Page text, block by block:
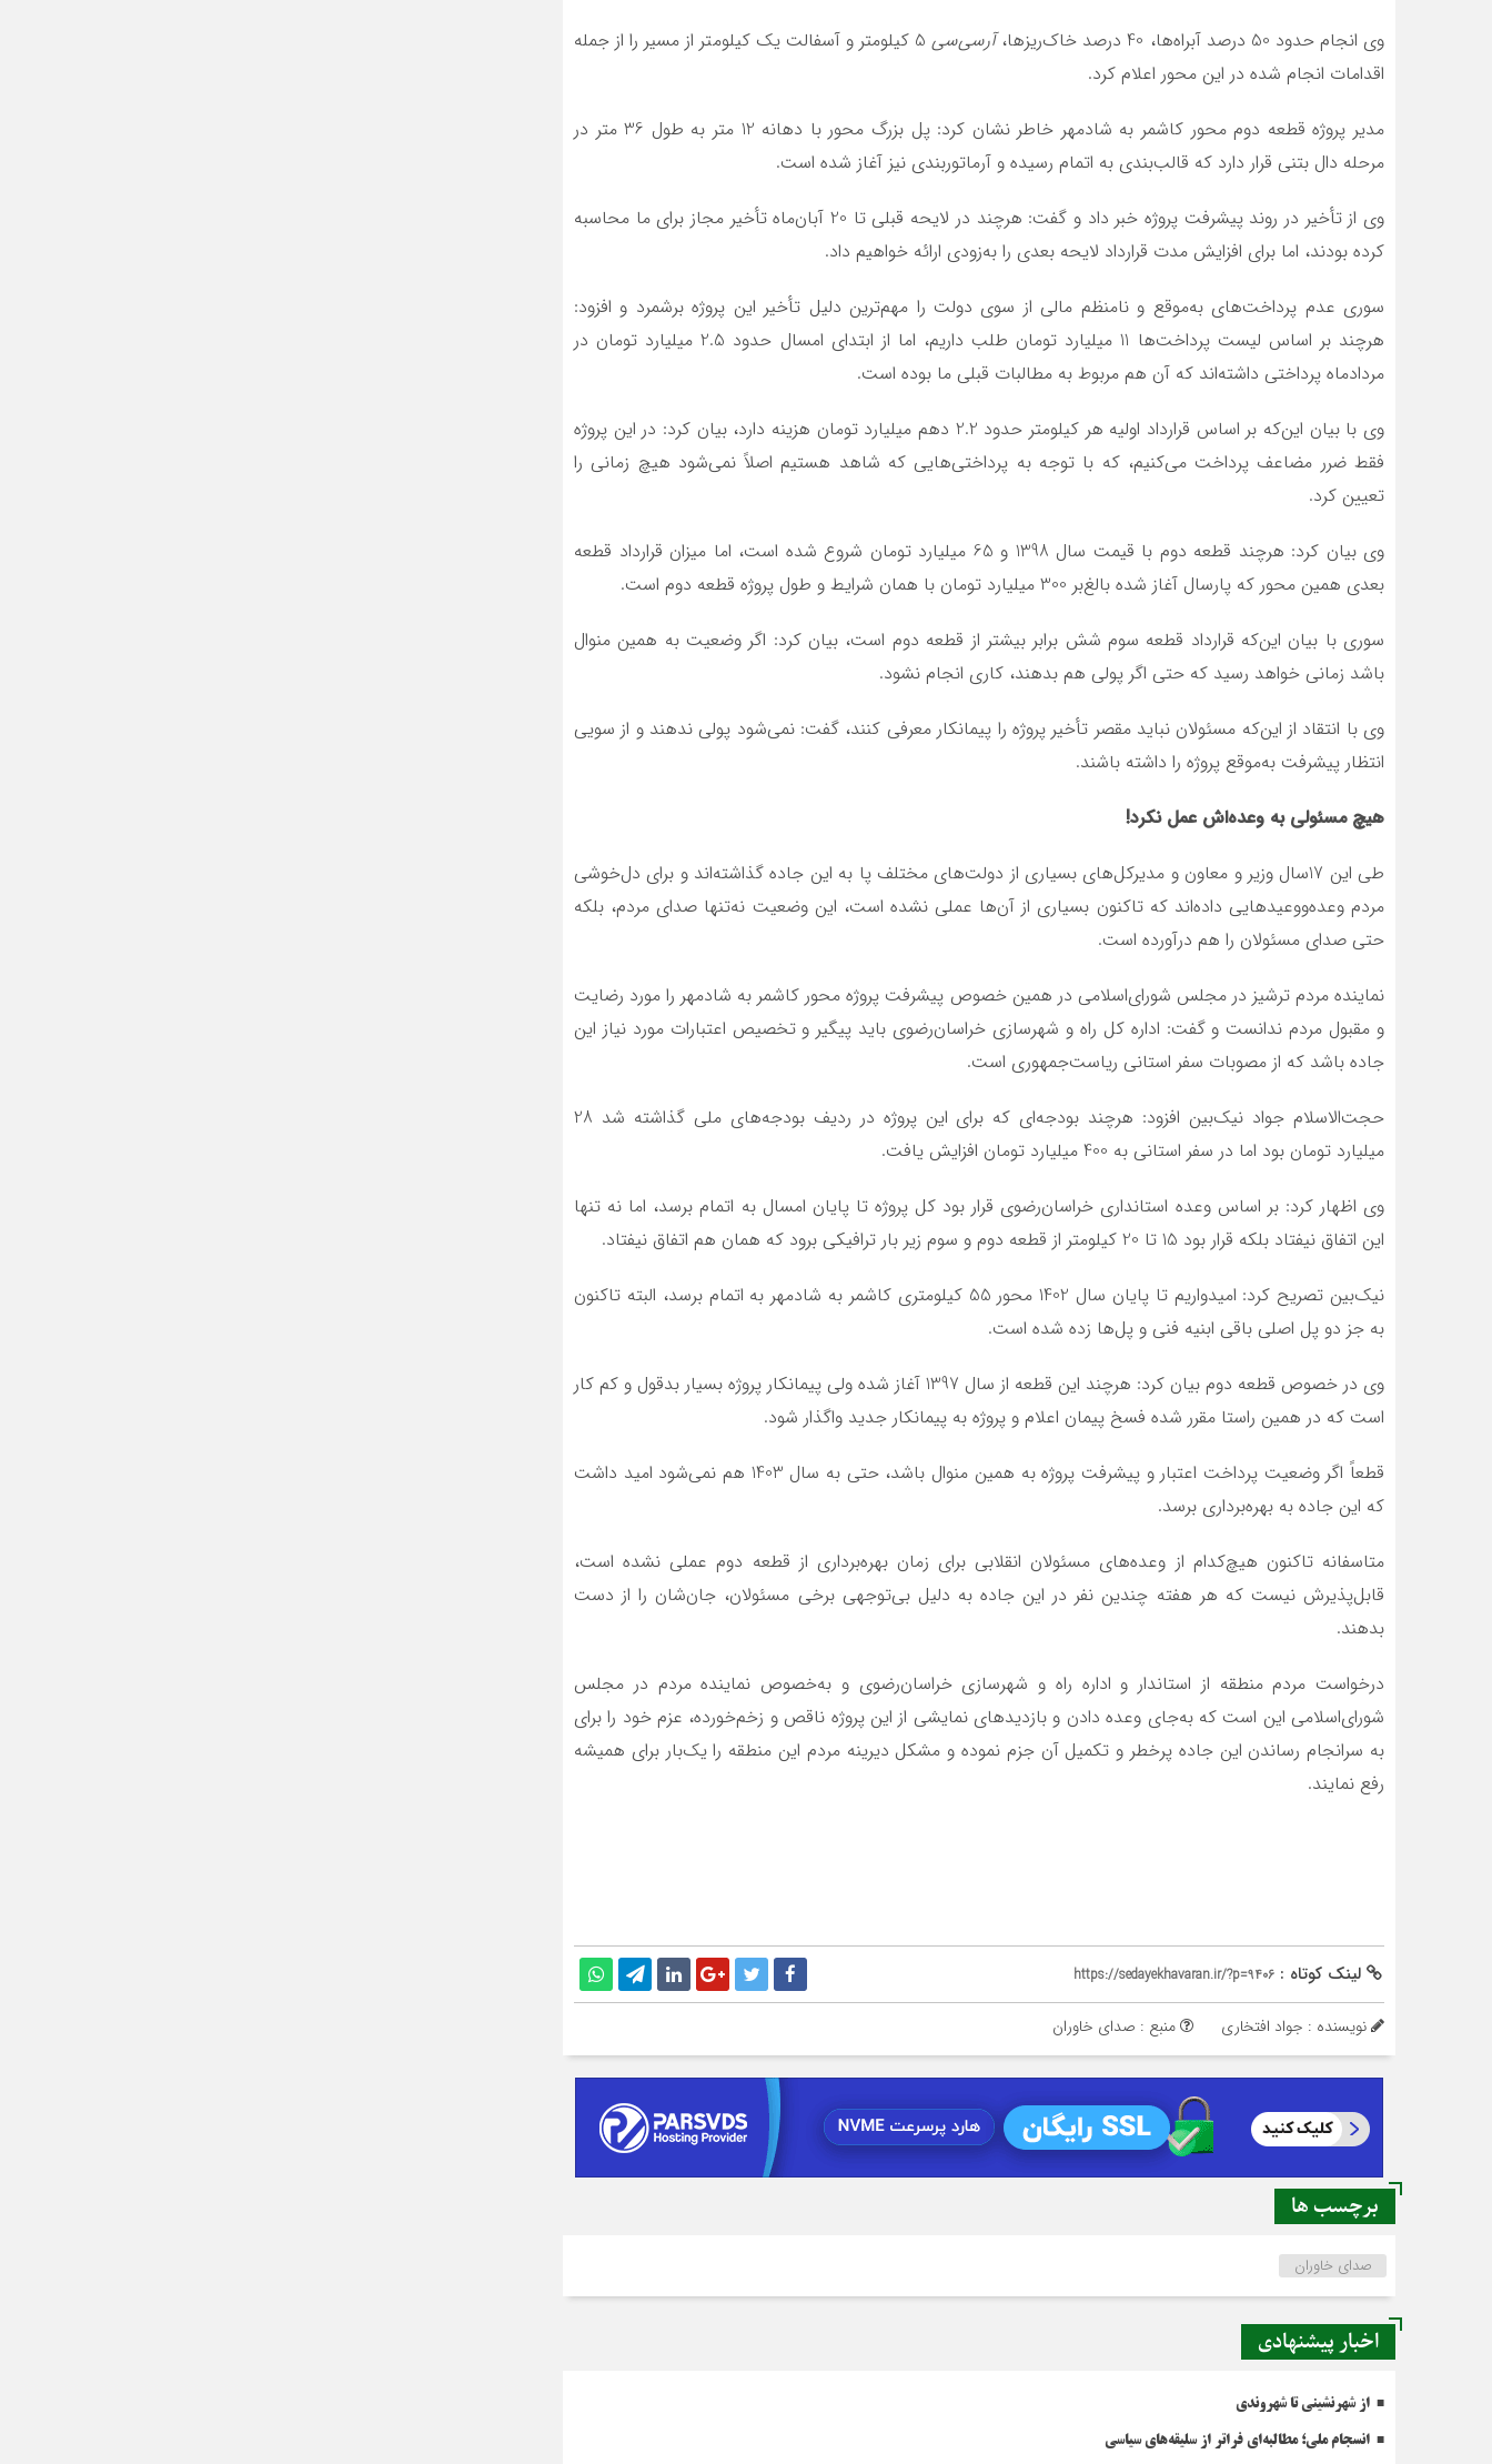
وی انجام حدود 50 درصد آبراه‌ها، 40 درصد خاک‌ریزها،
آرسی‌سی
5 کیلومتر و آسفالت یک کیلومتر از مسیر را از جمله
اقدامات انجام شده در این محور اعلام کرد.
مدیر پروژه قطعه دوم محور کاشمر به شادمهر خاطر نشان کرد: پل بزرگ محور با دهانه 12 متر به طول 36 متر در
مرحله دال بتنی قرار دارد که قالب‌بندی به اتمام رسیده و آرماتوربندی نیز آغاز شده است.
وی از تأخیر در روند پیشرفت پروژه خبر داد و گفت: هرچند در لایحه قبلی تا 20 آبان‌ماه تأخیر مجاز برای ما محاسبه
کرده بودند، اما برای افزایش مدت قرارداد لایحه بعدی را به‌زودی ارائه خواهیم داد.
سوری عدم پرداخت‌های به‌موقع و نامنظم مالی از سوی دولت را مهم‌ترین دلیل تأخیر این پروژه برشمرد و افزود:
هرچند بر اساس لیست پرداخت‌ها 11 میلیارد تومان طلب داریم، اما از ابتدای امسال حدود 2.5 میلیارد تومان در
مردادماه پرداختی داشته‌اند که آن هم مربوط به مطالبات قبلی ما بوده است.
وی با بیان این‌که بر اساس قرارداد اولیه هر کیلومتر حدود 2.2 دهم میلیارد تومان هزینه دارد، بیان کرد: در این پروژه
فقط ضرر مضاعف پرداخت می‌کنیم، که با توجه به پرداختی‌هایی که شاهد هستیم اصلاً نمی‌شود هیچ زمانی را
تعیین کرد.
وی بیان کرد: هرچند قطعه دوم با قیمت سال 1398 و 65 میلیارد تومان شروع شده است، اما میزان قرارداد قطعه
بعدی همین محور که پارسال آغاز شده بالغ‌بر 300 میلیارد تومان با همان شرایط و طول پروژه قطعه دوم است.
سوری با بیان این‌که قرارداد قطعه سوم شش برابر بیشتر از قطعه دوم است، بیان کرد: اگر وضعیت به همین منوال
باشد زمانی خواهد رسید که حتی اگر پولی هم بدهند، کاری انجام نشود.
وی با انتقاد از این‌که مسئولان نباید مقصر تأخیر پروژه را پیمانکار معرفی کنند، گفت: نمی‌شود پولی ندهند و از سویی
انتظار پیشرفت به‌موقع پروژه را داشته باشند.
هیچ مسئولی به وعده‌اش عمل نکرد!
طی این 17سال وزیر و معاون و مدیرکل‌های بسیاری از دولت‌های مختلف پا به این جاده گذاشته‌اند و برای دل‌خوشی
مردم وعده‌ووعیدهایی داده‌اند که تاکنون بسیاری از آن‌ها عملی نشده است، این وضعیت نه‌تنها صدای مردم، بلکه
حتی صدای مسئولان را هم درآورده است.
نماینده مردم ترشیز در مجلس شورای‌اسلامی در همین خصوص پیشرفت پروژه محور کاشمر به شادمهر را مورد رضایت
و مقبول مردم ندانست و گفت: اداره کل راه و شهرسازی خراسان‌رضوی باید پیگیر و تخصیص اعتبارات مورد نیاز این
جاده باشد که از مصوبات سفر استانی ریاست‌جمهوری است.
حجت‌الاسلام جواد نیک‌بین افزود: هرچند بودجه‌ای که برای این پروژه در ردیف بودجه‌های ملی گذاشته شد 28
میلیارد تومان بود اما در سفر استانی به 400 میلیارد تومان افزایش یافت.
وی اظهار کرد: بر اساس وعده استانداری خراسان‌رضوی قرار بود کل پروژه تا پایان امسال به اتمام برسد، اما نه تنها
این اتفاق نیفتاد بلکه قرار بود 15 تا 20 کیلومتر از قطعه دوم و سوم زیر بار ترافیکی برود که همان هم اتفاق نیفتاد.
نیک‌بین تصریح کرد: امیدواریم تا پایان سال 1402 محور 55 کیلومتری کاشمر به شادمهر به اتمام برسد، البته تاکنون
به جز دو پل اصلی باقی ابنیه فنی و پل‌ها زده شده است.
وی در خصوص قطعه دوم بیان کرد: هرچند این قطعه از سال 1397 آغاز شده ولی پیمانکار پروژه بسیار بدقول و کم کار
است که در همین راستا مقرر شده فسخ پیمان اعلام و پروژه به پیمانکار جدید واگذار شود.
قطعاً اگر وضعیت پرداخت اعتبار و پیشرفت پروژه به همین منوال باشد، حتی به سال 1403 هم نمی‌شود امید داشت
که این جاده به بهره‌برداری برسد.
متاسفانه تاکنون هیچ‌کدام از وعده‌های مسئولان انقلابی برای زمان بهره‌برداری از قطعه دوم عملی نشده است،
قابل‌پذیرش نیست که هر هفته چندین نفر در این جاده به دلیل بی‌توجهی برخی مسئولان، جان‌شان را از دست
بدهند.
درخواست مردم منطقه از استاندار و اداره راه و شهرسازی خراسان‌رضوی و به‌خصوص نماینده مردم در مجلس
شورای‌اسلامی این است که به‌جای وعده دادن و بازدیدهای نمایشی از این پروژه‌ ناقص و زخم‌خورده، عزم خود را برای
به سرانجام رساندن این جاده‌ پرخطر و تکمیل آن جزم نموده و مشکل دیرینه مردم این منطقه را یک‌بار برای همیشه
رفع نمایند.
لینک کوتاه : https://sedayekhavaran.ir/?p=9406
نویسنده : جواد افتخاری منبع : صدای خاوران
برچسب ها
صدای خاوران
اخبار پیشنهادی
از شهرنشینی تا شهروندی
انسجام ملی؛ مطالبه‌ای فراتر از سلیقه‌های سیاسی